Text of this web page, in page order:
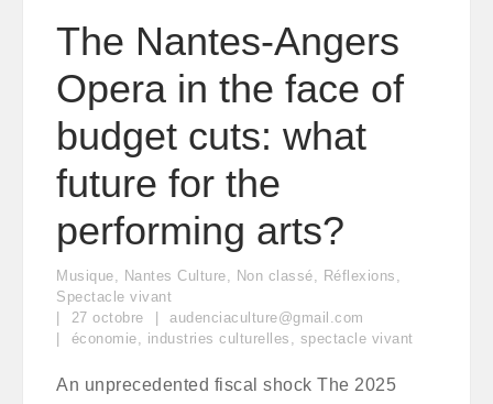
The Nantes-Angers
Opera in the face of
budget cuts: what
future for the
performing arts?
Musique Nantes Culture Non classé Réflexions
Spectacle vivant
27 octobre
audenciaculture@gmail.com
économie
industries culturelles spectacle vivant
An unprecedented fiscal shock The 2025